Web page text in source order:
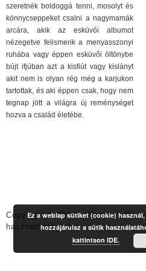
szeretnék boldoggá tenni, mosolyt és
könnycseppeket csalni a nagymamák
arcára, akik az esküvői albumot
nézegetve felismerik a menyasszonyi
ruhába vagy éppen esküvői öltönybe
bújt ifjúban azt a kisfiút vagy kislányt
akit nem is olyan rég még a karjukon
tartottak, és aki éppen csak, hogy nem
tegnap jött a világra új reménységet
hozva a család életébe.
Copyright © 2012. - Deutsch
használhatóak fel.
Ez a weblap sütiket (cookie)
hozzájárulsz a sütik
kattintson IDE.